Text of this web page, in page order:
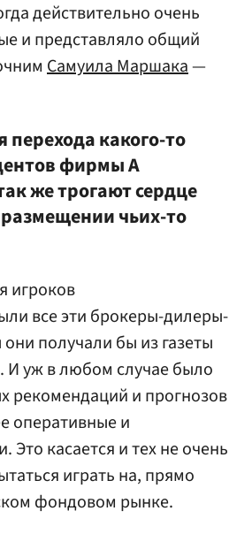
действительно очень
и представляло общий
Самуила Маршака—
перехода какого-то
фирмы А
же трогают сердце
чьих-то
игроков
все эти брокеры-дилеры-
получали бы из газеты
И уж в любом случае было
рекомендаций и прогнозов
оперативные и
касается и тех не очень
играть на, прямо
фондовом рынке.